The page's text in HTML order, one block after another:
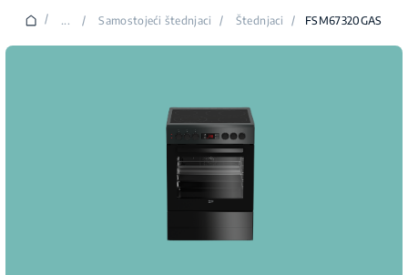
/ ... / Samostojeći štednjaci / Štednjaci / FSM67320GAS